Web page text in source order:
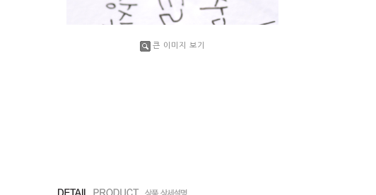
큰 이미지 보기